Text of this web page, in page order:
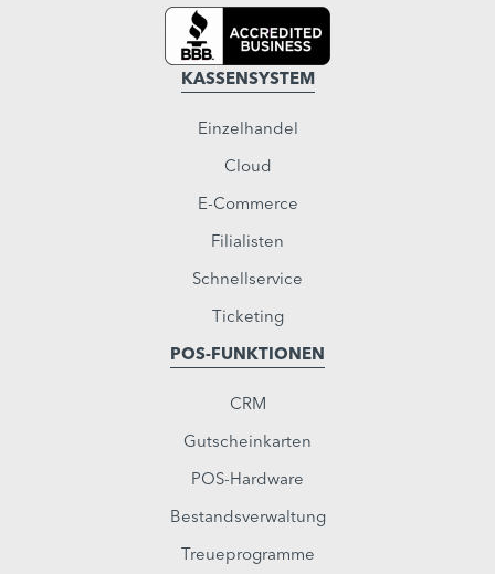
KASSENSYSTEM
Einzelhandel
Cloud
E-Commerce
Filialisten
Schnellservice
Ticketing
POS-FUNKTIONEN
CRM
Gutscheinkarten
POS-Hardware
Bestandsverwaltung
Treueprogramme